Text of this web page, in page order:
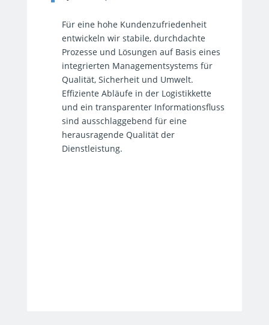
Für eine hohe Kundenzufriedenheit
entwickeln wir stabile, durchdachte
Prozesse und Lösungen auf Basis eines
integrierten Managementsystems für
Qualität, Sicherheit und Umwelt.
Effiziente Abläufe in der Logistikkette
und ein transparenter Informationsfluss
sind ausschlaggebend für eine
herausragende Qualität der
Dienstleistung.